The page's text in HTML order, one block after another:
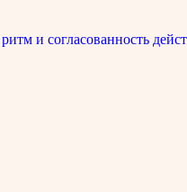
и согласованность